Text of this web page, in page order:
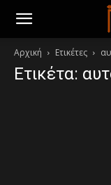
Αρχική Ετικέτες
Ετικέτα: